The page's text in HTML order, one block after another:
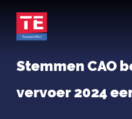
Stemmen CAO
vervoer 2024